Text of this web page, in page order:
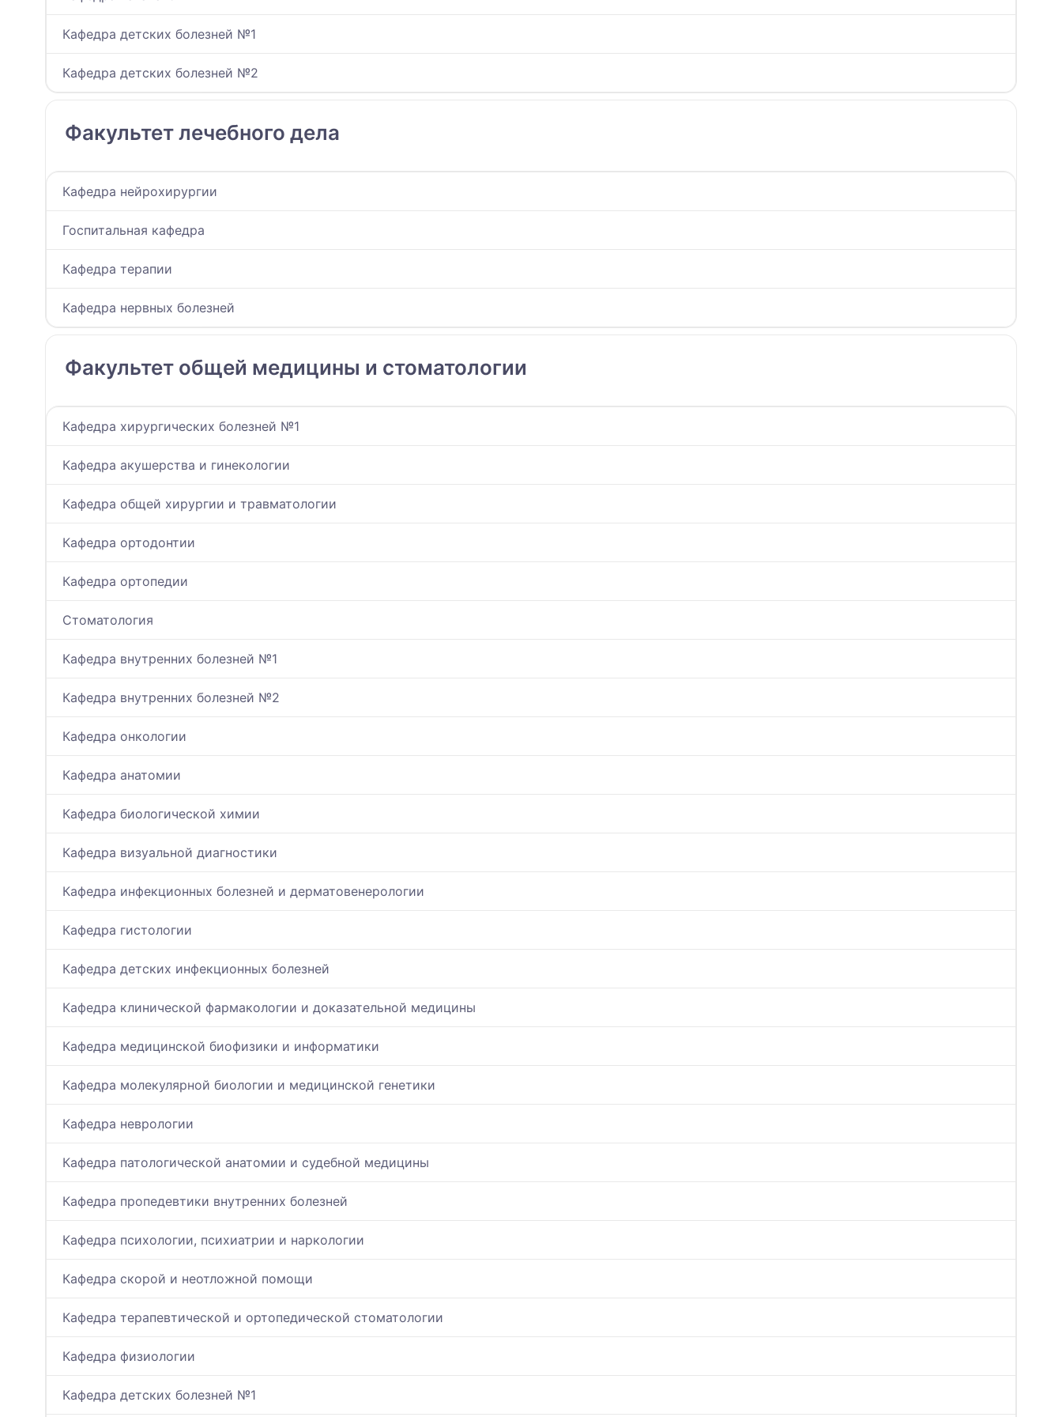
Кафедра детских болезней №1
Кафедра детских болезней №2
Факультет лечебного дела
Кафедра нейрохирургии
Госпитальная кафедра
Кафедра терапии
Кафедра нервных болезней
Факультет общей медицины и стоматологии
Кафедра хирургических болезней №1
Кафедра акушерства и гинекологии
Кафедра общей хирургии и травматологии
Кафедра ортодонтии
Кафедра ортопедии
Стоматология
Кафедра внутренних болезней №1
Кафедра внутренних болезней №2
Кафедра онкологии
Кафедра анатомии
Кафедра биологической химии
Кафедра визуальной диагностики
Кафедра инфекционных болезней и дерматовенерологии
Кафедра гистологии
Кафедра детских инфекционных болезней
Кафедра клинической фармакологии и доказательной медицины
Кафедра медицинской биофизики и информатики
Кафедра молекулярной биологии и медицинской генетики
Кафедра неврологии
Кафедра патологической анатомии и судебной медицины
Кафедра пропедевтики внутренних болезней
Кафедра психологии, психиатрии и наркологии
Кафедра скорой и неотложной помощи
Кафедра терапевтической и ортопедической стоматологии
Кафедра физиологии
Кафедра детских болезней №1